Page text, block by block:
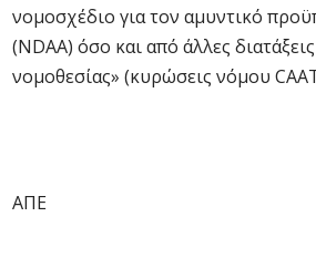
νομοσχέδιο για τον αμυντικό
(NDAA) όσο και από άλλες
νομοθεσίας» (κυρώσεις νόμου
AΠΕ